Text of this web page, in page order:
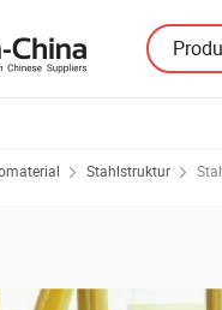
Stahlstruktur